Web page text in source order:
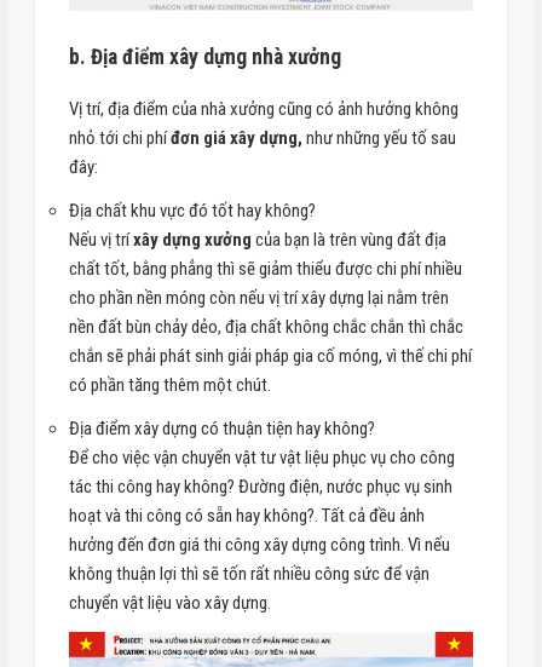
b. Địa điểm xây dựng nhà xưởng
Vị trí, địa điểm của nhà xưởng cũng có ảnh hưởng không
nhỏ tới chi phíđơn giá xây dựng, như những yếu tố sau
đây:
Địa chất khu vực đó tốt hay không?
Nếu vị tríxây dựng xưởng của bạn là trên vùng đất địa
chất tốt, bằng phẳng thì sẽ giảm thiểu được chi phí nhiều
cho phần nền móng còn nếu vị trí xây dựng lại nằm trên
nền đất bùn chảy dẻo, địa chất không chắc chắn thì chắc
chắn sẽ phải phát sinh giải pháp gia cố móng, vì thế chi phí
có phần tăng thêm một chút.
Địa điểm xây dựng có thuận tiện hay không?
Để cho việc vận chuyển vật tư vật liệu phục vụ cho công
tác thi công hay không? Đường điện, nước phục vụ sinh
hoạt và thi công có sẵn hay không?. Tất cả đều ảnh
hưởng đến đơn giá thi công xây dựng công trình. Vì nếu
không thuận lợi thì sẽ tốn rất nhiều công sức để vận
chuyển vật liệu vào xây dựng.